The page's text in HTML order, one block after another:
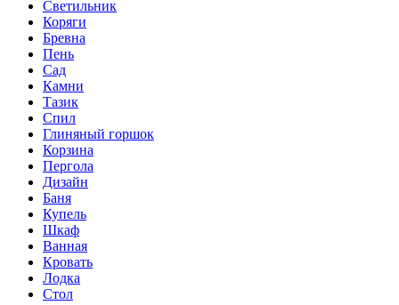
Светильник
Коряги
Бревна
Пень
Сад
Камни
Тазик
Спил
Глиняный горшок
Корзина
Пергола
Дизайн
Баня
Купель
Шкаф
Ванная
Кровать
Лодка
Стол